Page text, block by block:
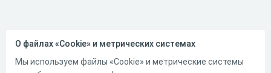
О файлах «Cookie» и метрических системах
Мы используем файлы «Cookie» и метрические системы